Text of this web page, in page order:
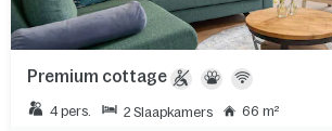
Premium cottage
4 pers. 2 Slaapkamers 66 m²